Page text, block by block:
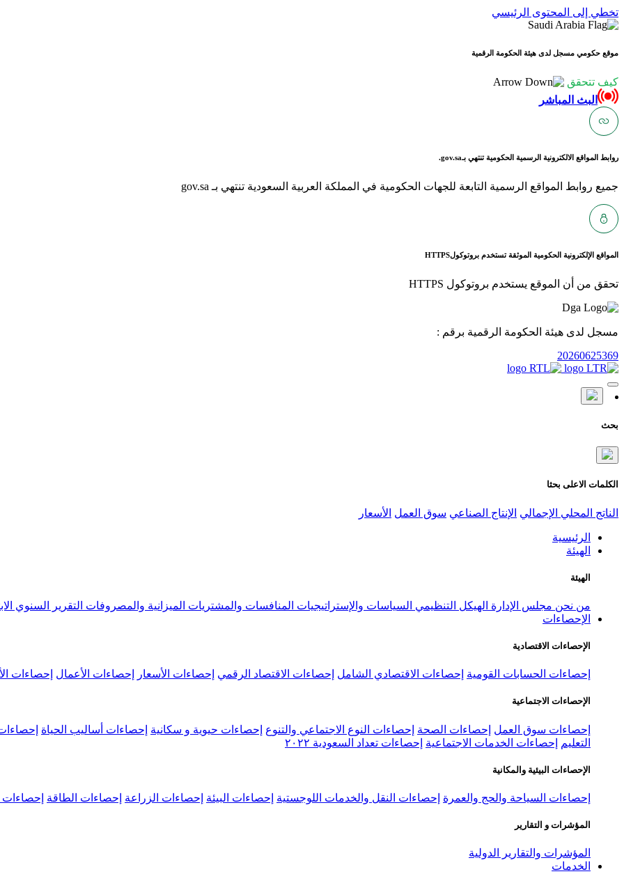
تخطي إلى المحتوى الرئيسي
موقع حكومي مسجل لدى هيئة الحكومة الرقمية
كيف تتحقق
البث المباشر
روابط المواقع الالكترونية الرسمية الحكومية تنتهي بـgov.sa.
جميع روابط المواقع الرسمية التابعة للجهات الحكومية في المملكة العربية السعودية تنتهي بـ gov.sa
المواقع الإلكترونية الحكومية الموثقة تستخدم بروتوكولHTTPS
تحقق من أن الموقع يستخدم بروتوكول HTTPS
مسجل لدى هيئة الحكومة الرقمية برقم :
20260625369
بحث
الكلمات الاعلى بحثا
الناتج المحلي الإجمالي الإنتاج الصناعي سوق العمل الأسعار
الرئيسية
الهيئة
الهيئة
من نحن مجلس الإدارة الهيكل التنظيمي السياسات والإستراتيجيات المنافسات والمشتريات الميزانية والمصروفات التقرير السنوي
الإحصاءات
الإحصاءات الاقتصادية
إحصاءات الحسابات القومية إحصاءات الاقتصادي الشامل إحصاءات الاقتصاد الرقمي إحصاءات الأسعار إحصاءات الأعمال إحصاءات
الإحصاءات الاجتماعية
إحصاءات سوق العمل إحصاءات الصحة إحصاءات النوع الاجتماعي والتنوع إحصاءات حيوية و سكانية إحصاءات أساليب الحياة
التعليم
إحصاءات الخدمات الاجتماعية إحصاءات تعداد السعودية ٢٠٢٢
الإحصاءات البيئية والمكانية
إحصاءات السياحة والحج والعمرة إحصاءات النقل والخدمات اللوجستية إحصاءات البيئة إحصاءات الزراعة إحصاءات الطاقة إحصاءات
المؤشرات و التقارير
المؤشرات والتقارير الدولية
الخدمات